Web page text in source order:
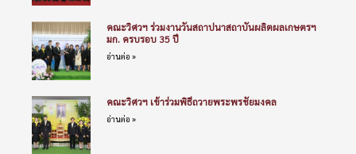
คณะวิศวฯ ร่วมงานวันสถาปนาสถาบันผลิตผลเกษตรฯ
มก. ครบรอบ 35 ปี
อ่านต่อ »
คณะวิศวฯ เข้าร่วมพิธีถวายพระพรชัยมงคล
อ่านต่อ »